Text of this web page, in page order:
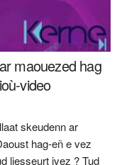
maouezed hag
video
skeudenn ar
hag-eñ e vez
liesseurt ivez ? Tud